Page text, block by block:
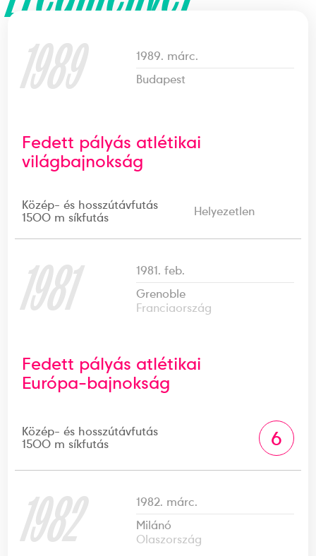
1989
1989. márc.
Budapest
Fedett pályás atlétikai
világbajnokság
Közép- és hosszútávfutás
1500 m síkfutás
Helyezetlen
1981
1981. feb.
Grenoble
Franciaország
Fedett pályás atlétikai
Európa-bajnokság
Közép- és hosszútávfutás
1500 m síkfutás
6
1982
1982. márc.
Milánó
Olaszország